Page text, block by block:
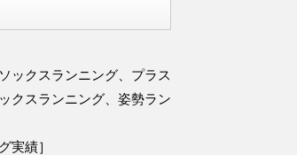
ックスランニング、プラス
クスランニング、姿勢ラン
実績］